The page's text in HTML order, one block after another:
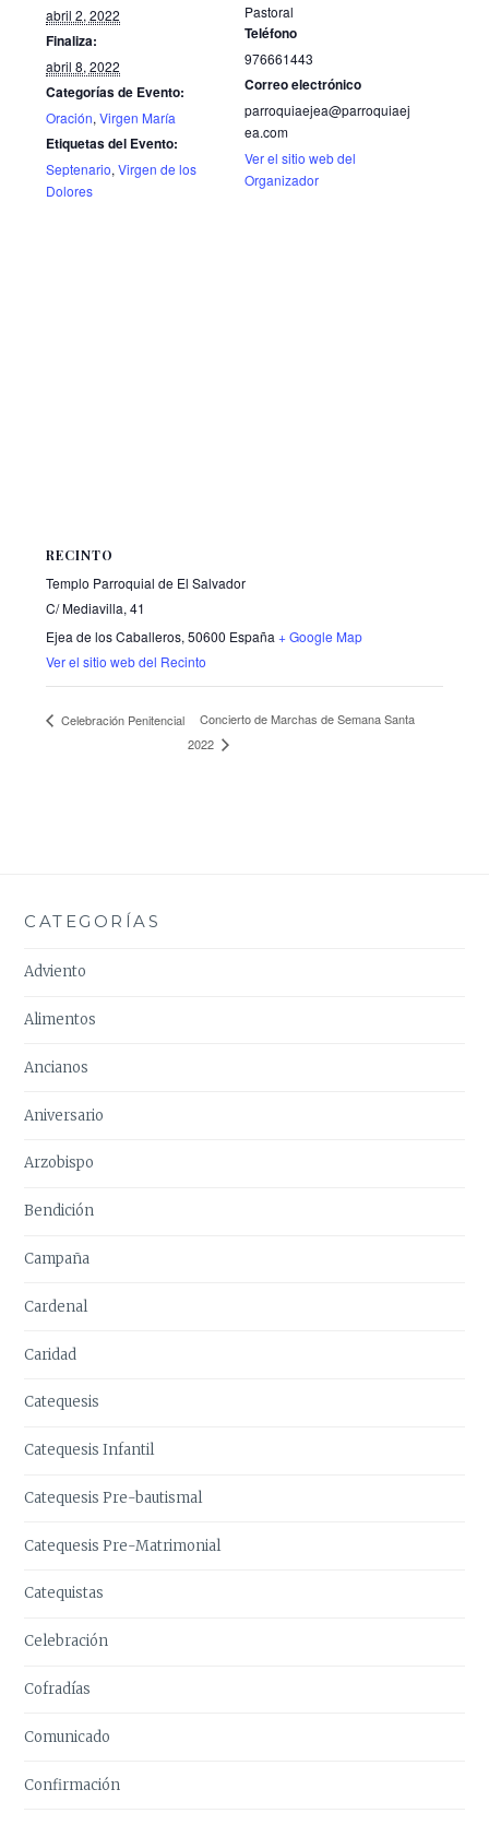
abril 2, 2022
Finaliza:
abril 8, 2022
Categorías de Evento:
Oración,Virgen María
Etiquetas del Evento:
Septenario,Virgen de los
Dolores
Pastoral
Teléfono
976661443
Correo electrónico
parroquiaejea@parroquiaej
ea.com
Ver el sitio web del
Organizador
RECINTO
Templo Parroquial de El Salvador
C/ Mediavilla, 41
Ejea de los Caballeros, 50600 España + Google Map
Ver el sitio web del Recinto
Celebración Penitencial
Concierto de Marchas de Semana Santa
2022
CATEGORÍAS
Adviento
Alimentos
Ancianos
Aniversario
Arzobispo
Bendición
Campaña
Cardenal
Caridad
Catequesis
Catequesis Infantil
Catequesis Pre-bautismal
Catequesis Pre-Matrimonial
Catequistas
Celebración
Cofradías
Comunicado
Confirmación